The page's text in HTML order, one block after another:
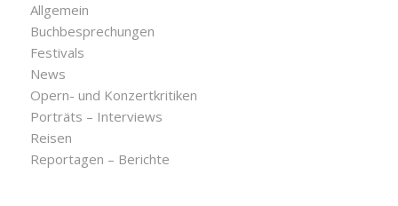
Allgemein
Buchbesprechungen
Festivals
News
Opern- und Konzertkritiken
Porträts – Interviews
Reisen
Reportagen – Berichte